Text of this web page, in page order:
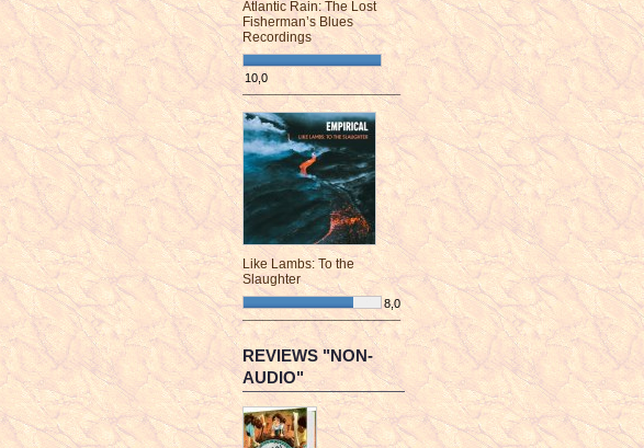
Atlantic Rain: The Lost
Fisherman’s Blues
Recordings
10,0
¯¯¯¯¯¯¯¯¯¯¯¯¯¯¯¯¯¯¯¯¯¯¯¯
Like Lambs: To the
Slaughter
8,0
¯¯¯¯¯¯¯¯¯¯¯¯¯¯¯¯¯¯¯¯¯¯¯¯
REVIEWS "NON-
AUDIO"